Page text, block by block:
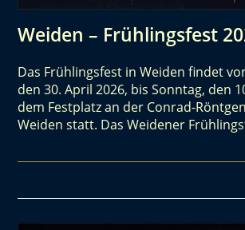
Weiden – Frühlingsfest
Das Frühlingsfest in Weiden findet
den 30. April 2026, bis Sonntag, den
dem Festplatz an der Conrad-
Weiden statt. Das Weidener